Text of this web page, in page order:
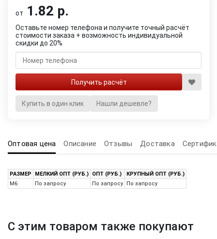
от 1.82 р.
Оставьте номер телефона и получите точный расчёт
стоимости заказа + возможность индивидуальной
скидки до 20%
Купить в один клик Нашли дешевле?
Оптовая цена Описание Отзывы Доставка
РАЗМЕР МЕЛКИЙ ОПТ (РУБ.) ОПТ (РУБ.)
КРУПНЫЙ ОПТ (РУБ.)
M6
По запросу По запросу По запросу
С этим товаром также покупают